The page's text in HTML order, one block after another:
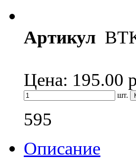
Артикул
Цена: 195.00
шт.
595
Описание